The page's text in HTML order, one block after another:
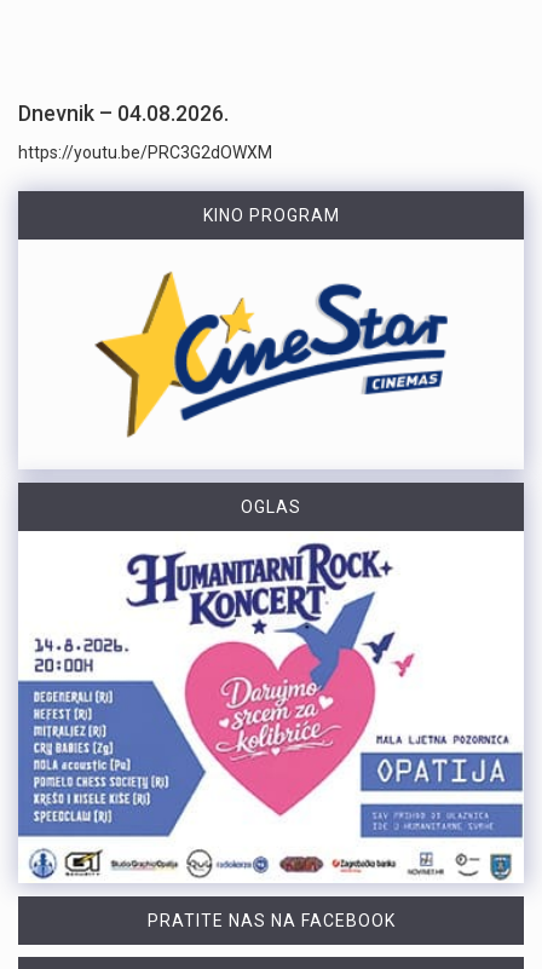
Dnevnik – 04.08.2026.
https://youtu.be/PRC3G2dOWXM
KINO PROGRAM
OGLAS
PRATITE NAS NA FACEBOOK